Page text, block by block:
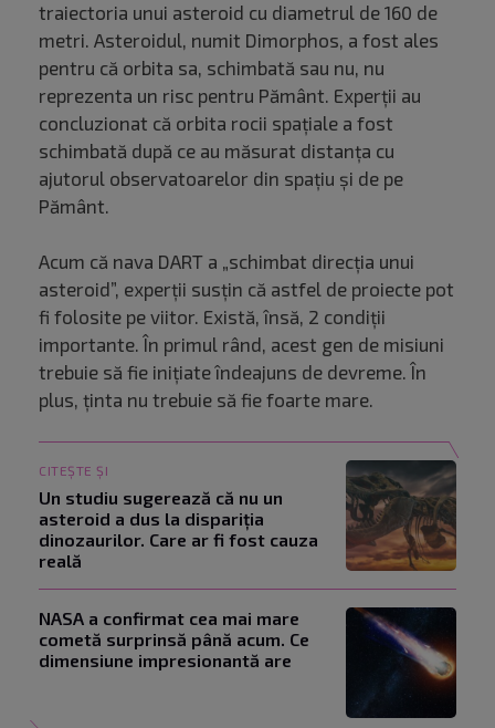
traiectoria unui asteroid cu diametrul de 160 de
metri. Asteroidul, numit Dimorphos, a fost ales
pentru că orbita sa, schimbată sau nu, nu
reprezenta un risc pentru Pământ. Experții au
concluzionat că orbita rocii spațiale a fost
schimbată după ce au măsurat distanța cu
ajutorul observatoarelor din spațiu și de pe
Pământ.
Acum că nava DART a „schimbat direcția unui
asteroid”, experții susțin că astfel de proiecte pot
fi folosite pe viitor. Există, însă, 2 condiții
importante. În primul rând, acest gen de misiuni
trebuie să fie inițiate îndeajuns de devreme. În
plus, ținta nu trebuie să fie foarte mare.
CITEȘTE ȘI
Un studiu sugerează că nu un
asteroid a dus la dispariția
dinozaurilor. Care ar fi fost cauza
reală
NASA a confirmat cea mai mare
cometă surprinsă până acum. Ce
dimensiune impresionantă are